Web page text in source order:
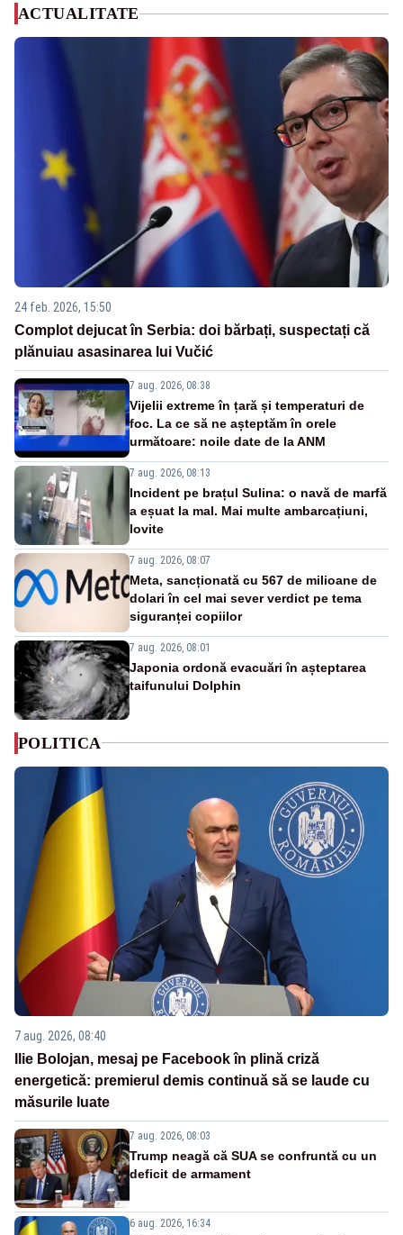
ACTUALITATE
24 feb. 2026, 15:50
Complot dejucat în Serbia: doi bărbați, suspectați că
plănuiau asasinarea lui Vučić
7 aug. 2026, 08:38
Vijelii extreme în țară și temperaturi de
foc. La ce să ne așteptăm în orele
următoare: noile date de la ANM
7 aug. 2026, 08:13
Incident pe brațul Sulina: o navă de marfă
a eșuat la mal. Mai multe ambarcațiuni,
lovite
7 aug. 2026, 08:07
Meta, sancționată cu 567 de milioane de
dolari în cel mai sever verdict pe tema
siguranței copiilor
7 aug. 2026, 08:01
Japonia ordonă evacuări în așteptarea
taifunului Dolphin
POLITICA
7 aug. 2026, 08:40
Ilie Bolojan, mesaj pe Facebook în plină criză
energetică: premierul demis continuă să se laude cu
măsurile luate
7 aug. 2026, 08:03
Trump neagă că SUA se confruntă cu un
deficit de armament
6 aug. 2026, 16:34